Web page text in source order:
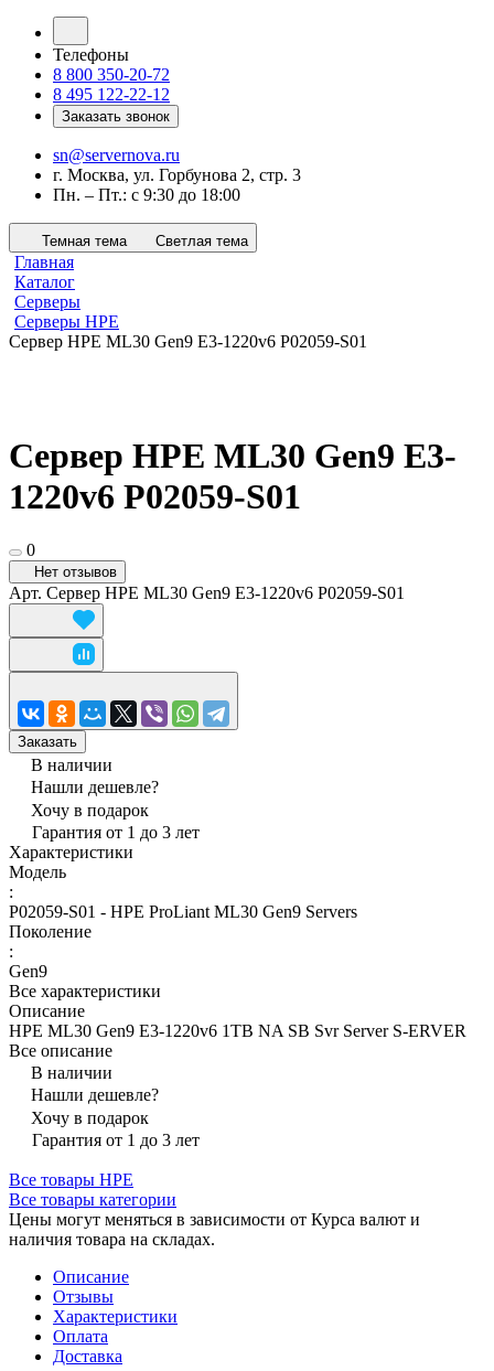
Телефоны
8 800 350-20-72
8 495 122-22-12
Заказать звонок
sn@servernova.ru
г. Москва, ул. Горбунова 2, стр. 3
Пн. – Пт.: с 9:30 до 18:00
Темная тема Светлая тема
Главная
Каталог
Серверы
Серверы HPE
Сервер HPE ML30 Gen9 E3-1220v6 P02059-S01
Сервер HPE ML30 Gen9 E3-
1220v6 P02059-S01
0
Нет отзывов
Арт. Сервер HPE ML30 Gen9 E3-1220v6 P02059-S01
Заказать
В наличии
Нашли дешевле?
Хочу в подарок
Гарантия от 1 до 3 лет
Характеристики
Модель
:
P02059-S01 - HPE ProLiant ML30 Gen9 Servers
Поколение
:
Gen9
Все характеристики
Описание
HPE ML30 Gen9 E3-1220v6 1TB NA SB Svr Server S-ERVER
Все описание
В наличии
Нашли дешевле?
Хочу в подарок
Гарантия от 1 до 3 лет
Все товары HPE
Все товары категории
Цены могут меняться в зависимости от Курса валют и
наличия товара на складах.
Описание
Отзывы
Характеристики
Оплата
Доставка